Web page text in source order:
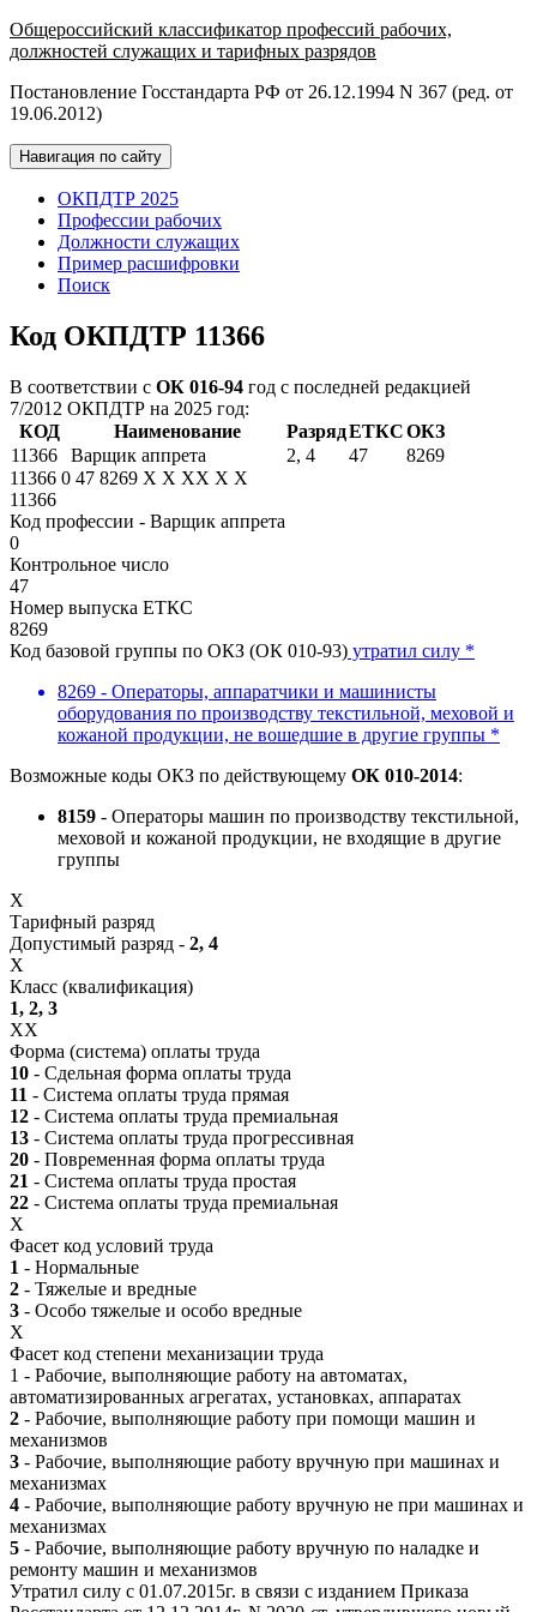
Общероссийский классификатор профессий рабочих,
должностей служащих и тарифных разрядов
Постановление Госстандарта РФ от 26.12.1994 N 367 (ред. от
19.06.2012)
Навигация по сайту
ОКПДТР 2025
Профессии рабочих
Должности служащих
Пример расшифровки
Поиск
Код ОКПДТР 11366
В соответствии с ОК 016-94 год с последней редакцией
7/2012 ОКПДТР на 2025 год:
КОД
Наименование РазрядЕТКСОКЗ
11366
Варщик аппрета 2, 4 47
8269
11366 0 47 8269 X X XX X X
11366
Код профессии - Варщик аппрета
0
Контрольное число
47
Номер выпуска ЕТКС
8269
Код базовой группы по ОКЗ (ОК 010-93) утратил силу *
8269 - Операторы, аппаратчики и машинисты
оборудования по производству текстильной, меховой и
кожаной продукции, не вошедшие в другие группы *
Возможные коды ОКЗ по действующему ОК 010-2014:
8159 - Операторы машин по производству текстильной,
меховой и кожаной продукции, не входящие в другие
группы
X
Тарифный разряд
Допустимый разряд - 2, 4
X
Класс (квалификация)
1, 2, 3
XX
Форма (система) оплаты труда
10 - Сдельная форма оплаты труда
11 - Система оплаты труда прямая
12 - Система оплаты труда премиальная
13 - Система оплаты труда прогрессивная
20 - Повременная форма оплаты труда
21 - Система оплаты труда простая
22 - Система оплаты труда премиальная
X
Фасет код условий труда
1 - Нормальные
2 - Тяжелые и вредные
3 - Особо тяжелые и особо вредные
X
Фасет код степени механизации труда
1 - Рабочие, выполняющие работу на автоматах,
автоматизированных агрегатах, установках, аппаратах
2 - Рабочие, выполняющие работу при помощи машин и
механизмов
3 - Рабочие, выполняющие работу вручную при машинах и
механизмах
4 - Рабочие, выполняющие работу вручную не при машинах и
механизмах
5 - Рабочие, выполняющие работу вручную по наладке и
ремонту машин и механизмов
Утратил силу с 01.07.2015г. в связи с изданием Приказа